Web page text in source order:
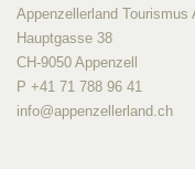
Appenzellerland Tourismus
Hauptgasse 38
CH-9050 Appenzell
P +41 71 788 96 41
info@appenzellerland.ch